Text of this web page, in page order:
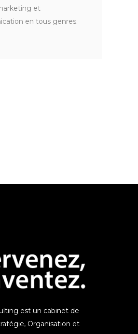
et
en tous genres.
est un cabinet de
Organisation et